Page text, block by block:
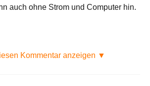
auch ohne Strom und Computer hin.
Kommentar anzeigen ▼